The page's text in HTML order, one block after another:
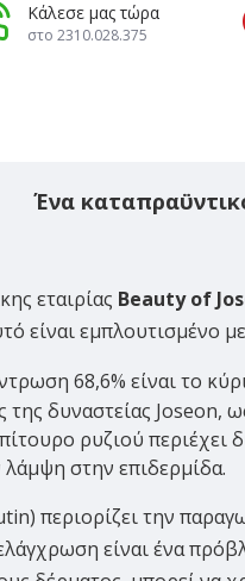
Κάλεσε μας τώρα
στο 2310.028.375
Ένα
εταιρίας Beauty of
είναι εμπλουτισμένο
68,6% είναι το
της δυναστείας
ρυζιού περιέχει
στην επιδερμίδα.
περιορίζει την
είναι ένα